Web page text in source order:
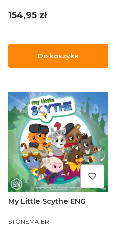
Cena
154,95 zł
Do koszyka
My Little Scythe ENG
PRODUCENT
STONEMAIER